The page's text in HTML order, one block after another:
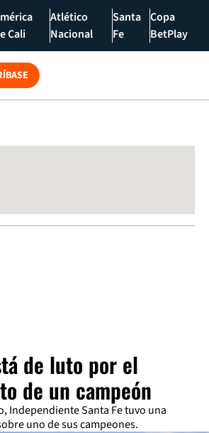
Cali
Atlético
Nacional
Santa
Fe
Copa
BetPlay
de luto por el
de un campeón
Independiente Santa Fe tuvo una
uno de sus campeones.